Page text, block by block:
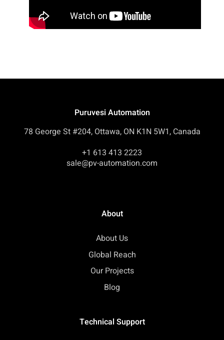
Puruvesi Automation
78 George St #204, Ottawa, ON K1N 5W1, Canada
+1 613 413 2223
sale@pv-automation.com
About
About Us
Global Reach
Our Projects
Blog
Technical Support